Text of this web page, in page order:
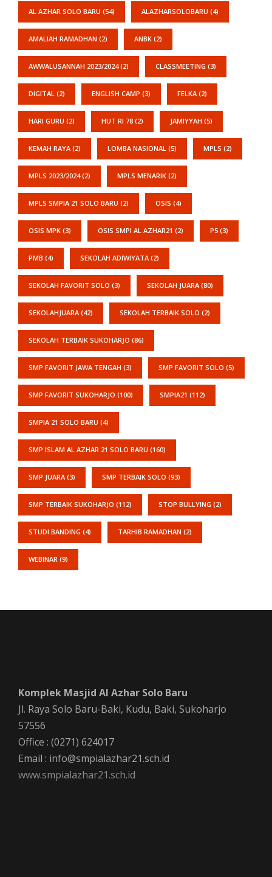
AL AZHAR SOLO BARU (54) ALAZHARSOLOBARU (4)
AMALIAH RAMADHAN (2) ANBK (2)
AWWALUSANNAH 2023/2024(2) CLASSMEETING (3)
DIGITAL (2) ENGLISH CAMP (3) FELKA (2)
HARI GURU (2) HUT RI 78 (2) JAMIYYAH (5)
KEMAH RAYA (2) LOMBA NASIONAL (5) MPLS (2)
MPLS 2023/2024(2) MPLS MENARIK (2)
MPLS SMPIA 21 SOLO BARU (2) OSIS (4)
OSIS MPK (3) OSIS SMPI AL AZHAR21 (2) P5 (3)
PMB (4) SEKOLAH ADIWIYATA (2)
SEKOLAH FAVORIT SOLO (3) SEKOLAH JUARA (80)
SEKOLAHJUARA (42) SEKOLAH TERBAIK SOLO (2)
SEKOLAH TERBAIK SUKOHARJO (86)
SMP FAVORIT JAWA TENGAH (3) SMP FAVORIT SOLO (5)
SMP FAVORIT SUKOHARJO (100) SMPIA21 (112)
SMPIA 21 SOLO BARU (4)
SMP ISLAM AL AZHAR 21 SOLO BARU (160)
SMP JUARA (3) SMP TERBAIK SOLO (93)
SMP TERBAIK SUKOHARJO (112) STOP BULLYING (2)
STUDI BANDING (4) TARHIB RAMADHAN (2)
WEBINAR (9)
Komplek Masjid Al Azhar Solo Baru
Jl. Raya Solo Baru-Baki, Kudu, Baki, Sukoharjo
57556
Office : (0271) 624017
Email : info@smpialazhar21.sch.id
www.smpialazhar21.sch.id